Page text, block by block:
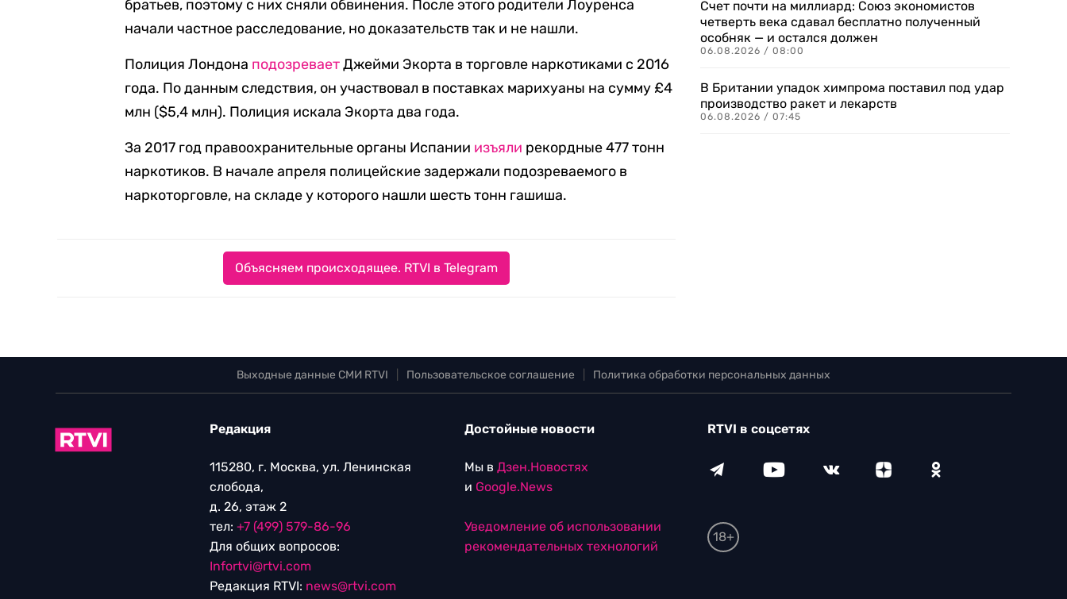
братьев, поэтому с них сняли обвинения. После этого родители Лоуренса
начали частное расследование, но доказательств так и не нашли.
Полиция Лондона подозреваетДжейми Экорта в торговле наркотиками с 2016
года. По данным следствия, он участвовал в поставках марихуаны на сумму £4
млн ($5,4 млн). Полиция искала Экорта два года.
За 2017 год правоохранительные органы Испании изъяли рекордные 477 тонн
наркотиков. В начале апреля полицейские задержали подозреваемого в
наркоторговле, на складе у которого нашли шесть тонн гашиша.
Объясняем происходящее. RTVI в Telegram
Счет почти на миллиард: Союз экономистов
четверть века сдавал бесплатно полученный
особняк — и остался должен
06.08.2026 / 08:00
В Британии упадок химпрома поставил под удар
производство ракет и лекарств
06.08.2026 / 07:45
Выходные данные СМИ RTVI Пользовательское соглашение Политика обработки персональных данных
Редакция
115280, г. Москва, ул. Ленинская
слобода,
д. 26, этаж 2
тел: +7 (499) 579-86-96
Для общих вопросов:
Infortvi@rtvi.com
Редакция RTVI: news@rtvi.com
Достойные новости
Мы в Дзен.Новостях
и Google.News
Уведомление об использовании
рекомендательных технологий
RTVI в соцсетях
18+